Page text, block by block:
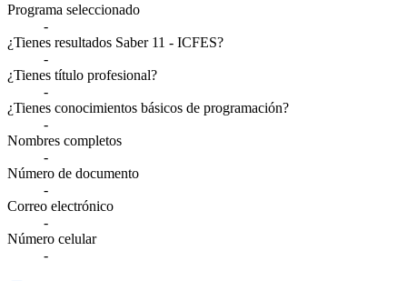
Resumen de tu información
Programa seleccionado
-
¿Tienes resultados Saber 11 - ICFES?
-
¿Tienes título profesional?
-
¿Tienes conocimientos básicos de programación?
-
Nombres completos
-
Número de documento
-
Correo electrónico
-
Número celular
-